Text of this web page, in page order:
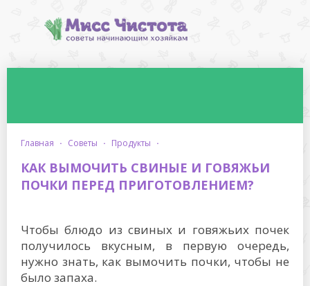
главная · советы · продукты ·
КАК ВЫМОЧИТЬ СВИНЫЕ И ГОВЯЖЬИ
ПОЧКИ ПЕРЕД ПРИГОТОВЛЕНИЕМ?
Чтобы блюдо из свиных и говяжьих почек
получилось вкусным, в первую очередь,
нужно знать, как вымочить почки, чтобы не
было запаха.